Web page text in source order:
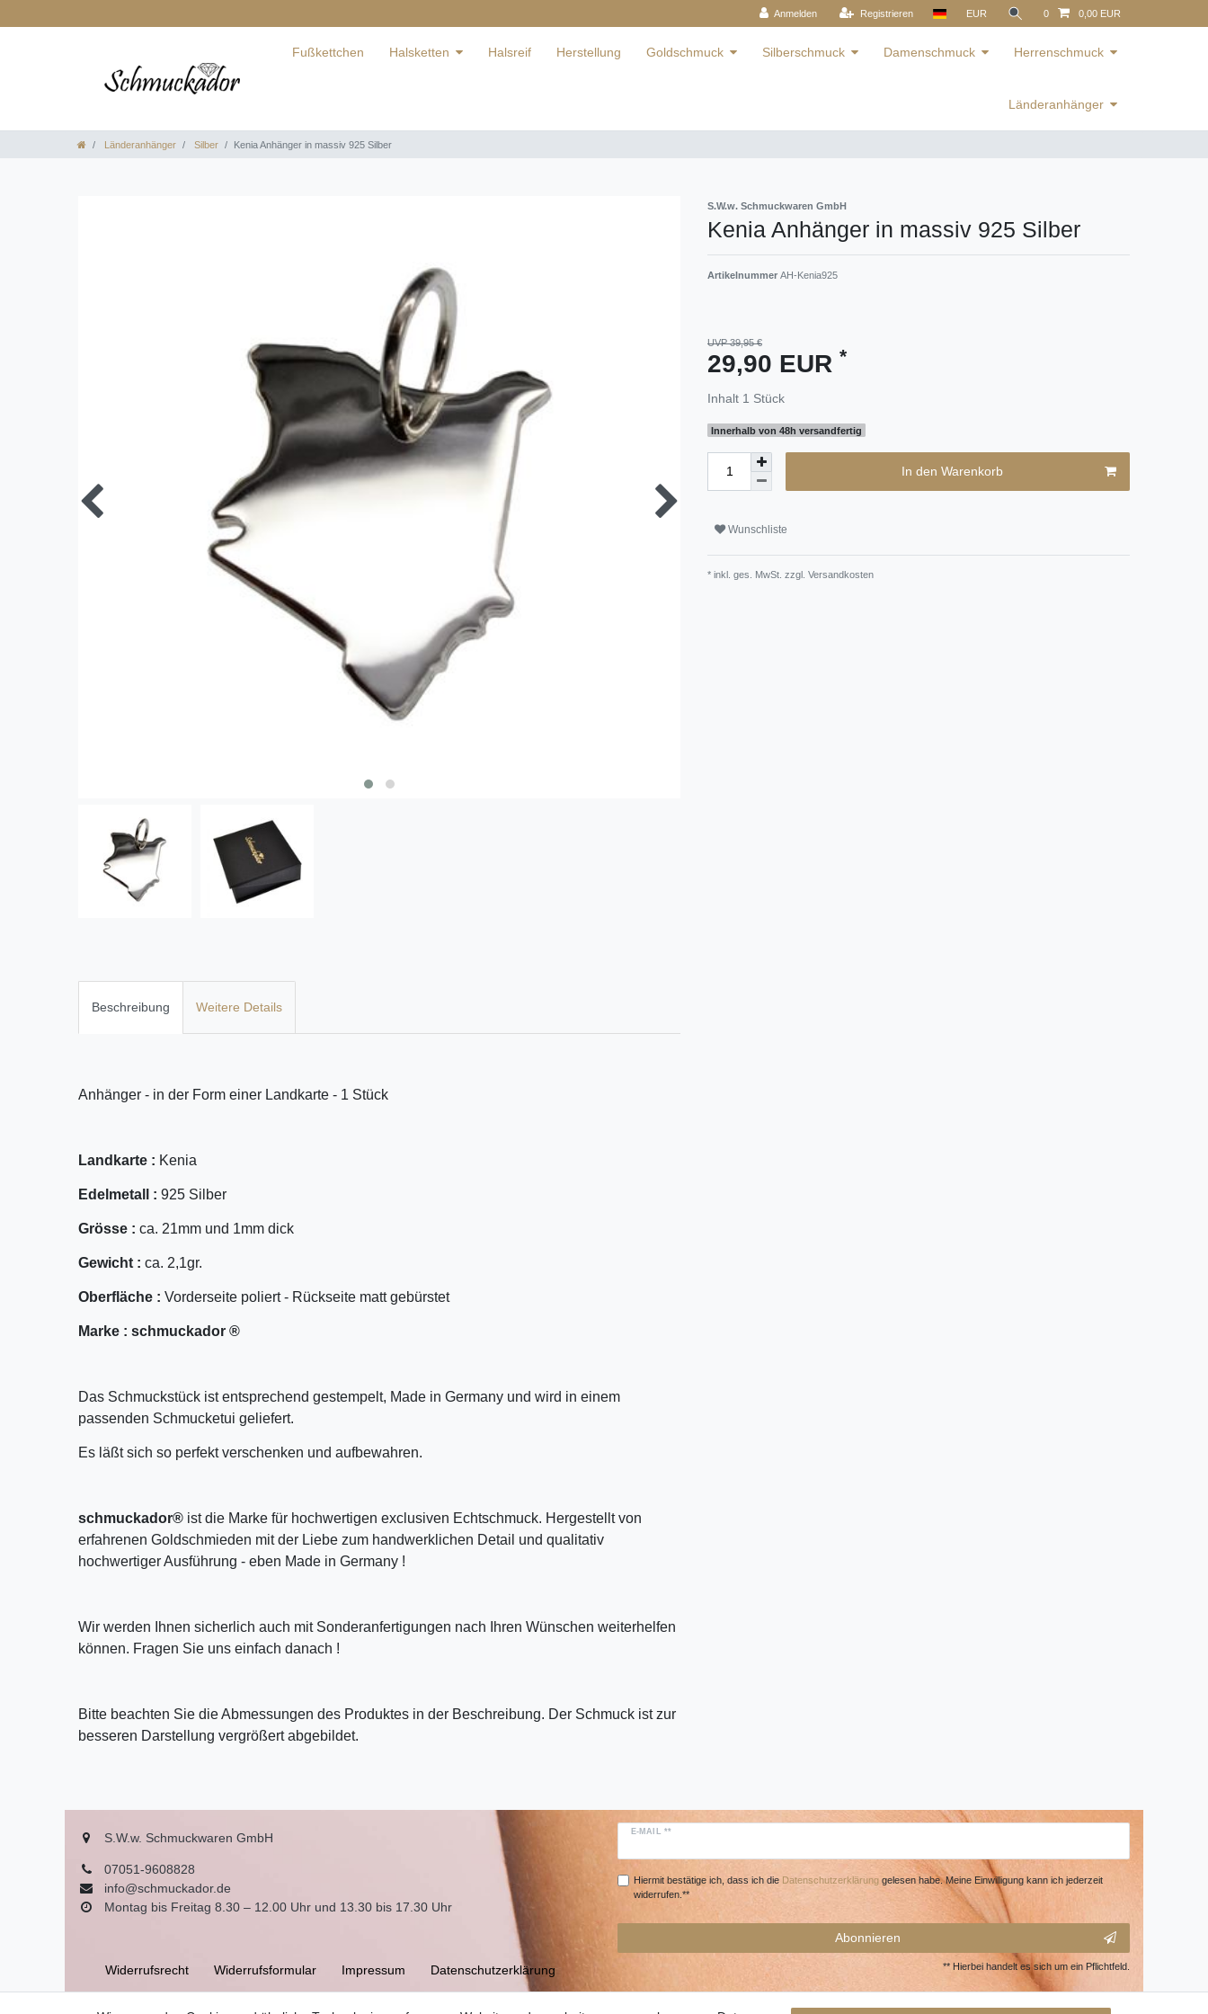
Anmelden Registrieren EUR 0 0,00 EUR
Fußkettchen Halsketten Halsreif Herstellung Goldschmuck Silberschmuck Damenschmuck Herrenschmuck
Länderanhänger
Länderanhänger Silber Kenia Anhänger in massiv 925 Silber
S.W.w. Schmuckwaren GmbH
Kenia Anhänger in massiv 925 Silber
Artikelnummer AH-Kenia925
UVP 39,95 €
29,90 EUR *
Inhalt 1 Stück
Innerhalb von 48h versandfertig
In den Warenkorb
Wunschliste
* inkl. ges. MwSt. zzgl. Versandkosten
Beschreibung Weitere Details
Anhänger - in der Form einer Landkarte - 1 Stück
Landkarte : Kenia
Edelmetall : 925 Silber
Grösse : ca. 21mm und 1mm dick
Gewicht : ca. 2,1gr.
Oberfläche : Vorderseite poliert - Rückseite matt gebürstet
Marke : schmuckador ®
Das Schmuckstück ist entsprechend gestempelt, Made in Germany und wird in einem
passenden Schmucketui geliefert.
Es läßt sich so perfekt verschenken und aufbewahren.
schmuckador® ist die Marke für hochwertigen exclusiven Echtschmuck. Hergestellt von
erfahrenen Goldschmieden mit der Liebe zum handwerklichen Detail und qualitativ
hochwertiger Ausführung - eben Made in Germany !
Wir werden Ihnen sicherlich auch mit Sonderanfertigungen nach Ihren Wünschen weiterhelfen
können. Fragen Sie uns einfach danach !
Bitte beachten Sie die Abmessungen des Produktes in der Beschreibung. Der Schmuck ist zur
besseren Darstellung vergrößert abgebildet.
S.W.w. Schmuckwaren GmbH
07051-9608828
info@schmuckador.de
Montag bis Freitag 8.30 – 12.00 Uhr und 13.30 bis 17.30 Uhr
Widerrufs­recht Widerrufs­formular Impressum Daten­schutz­erklärung
E-MAIL **
Hiermit bestätige ich, dass ich die Daten­schutz­erklärunggelesen habe. Meine Einwilligung kann ich jederzeit
widerrufen.**
Abonnieren
** Hierbei handelt es sich um ein Pflichtfeld.